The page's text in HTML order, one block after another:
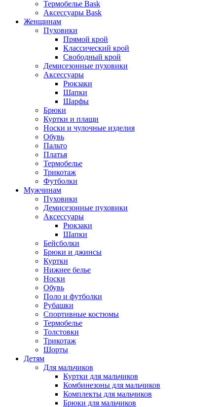
Термобелье Bask
Аксессуары Bask
Женщинам
Пуховики
Прямой крой
Классический крой
Свободный крой
Демисезонные пуховики
Аксессуары
Рюкзаки
Шапки
Шарфы
Брюки
Куртки и плащи
Носки и чулочные изделия
Обувь
Пальто
Платья
Термобелье
Трикотаж
Футболки
Мужчинам
Пуховики
Демисезонные пуховики
Аксессуары
Рюкзаки
Шапки
Бейсболки
Брюки и джинсы
Куртки
Нижнее белье
Носки
Обувь
Поло и футболки
Рубашки
Спортивные костюмы
Термобелье
Толстовки
Трикотаж
Шорты
Детям
Для мальчиков
Куртки для мальчиков
Комбинезоны для мальчиков
Комплекты для мальчиков
Брюки для мальчиков